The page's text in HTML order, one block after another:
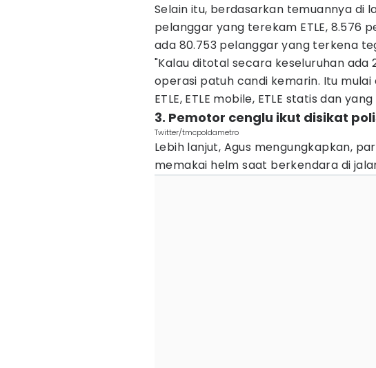
Selain itu, berdasarkan temuannya di
pelanggar yang terekam ETLE, 8.576
ada 80.753 pelanggar yang terkena
"Kalau ditotal secara keseluruhan ada
operasi patuh candi kemarin. Itu
ETLE, ETLE mobile, ETLE statis dan
3. Pemotor cenglu ikut disikat
Twitter/tmcpoldametro
Lebih lanjut, Agus mengungkapkan,
memakai helm saat berkendara di